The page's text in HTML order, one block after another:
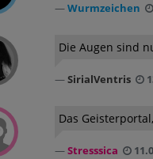
Wurmzeichen
Die Augen sind
SirialVentris
Das
Stresssica